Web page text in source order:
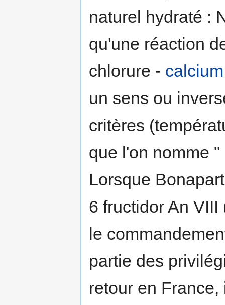
naturel hydraté :
qu'une réaction
chlorure - calcium
un sens ou
critères
que l'on nomme "
Lorsque
6 fructidor An
le
partie des
retour en